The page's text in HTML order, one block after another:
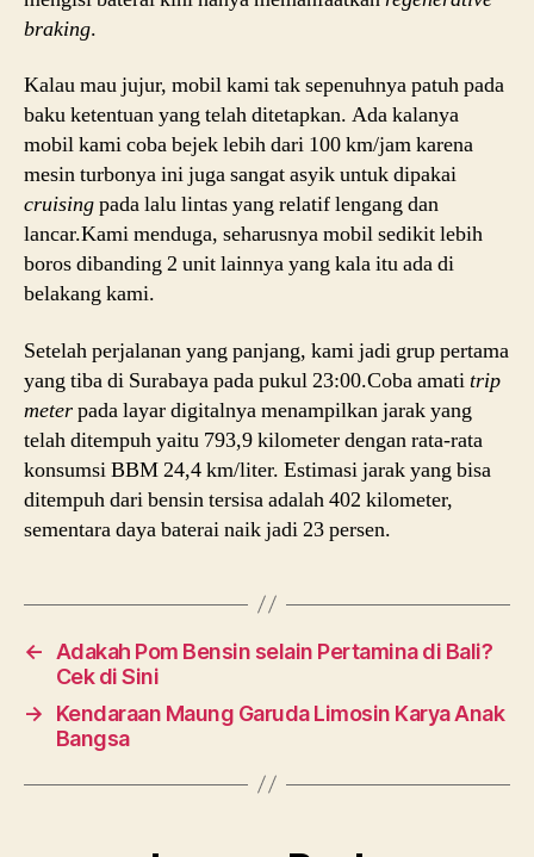
braking.
Kalau mau jujur, mobil kami tak sepenuhnya patuh pada
baku ketentuan yang telah ditetapkan. Ada kalanya
mobil kami coba bejek lebih dari 100 km/jam karena
mesin turbonya ini juga sangat asyik untuk dipakai
cruisingpada lalu lintas yang relatif lengang dan
lancar.Kami menduga, seharusnya mobil sedikit lebih
boros dibanding 2 unit lainnya yang kala itu ada di
belakang kami.
Setelah perjalanan yang panjang, kami jadi grup pertama
yang tiba di Surabaya pada pukul 23:00.Coba amatitrip
meterpada layar digitalnya menampilkan jarak yang
telah ditempuh yaitu 793,9 kilometer dengan rata-rata
konsumsi BBM 24,4 km/liter. Estimasi jarak yang bisa
ditempuh dari bensin tersisa adalah 402 kilometer,
sementara daya baterai naik jadi 23 persen.
←
Adakah Pom Bensin selain Pertamina di Bali?
Cek di Sini
→
Kendaraan Maung Garuda Limosin Karya Anak
Bangsa